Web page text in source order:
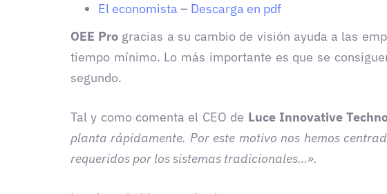
El economista – Descarga en pdf
OEE Pro gracias a su cambio de visión ayuda a las
tiempo mínimo. Lo más importante es que se
segundo.
Tal y como comenta el CEO de Luce Innovative
planta rápidamente. Por este motivo nos hemos
requeridos por los sistemas tradicionales…».